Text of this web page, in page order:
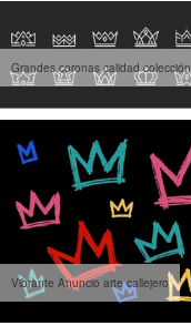
Grandes coronas calidad colección
Vibrante Anuncio arte callejero